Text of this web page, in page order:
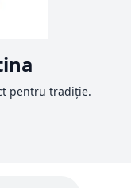
pentru tradiție.